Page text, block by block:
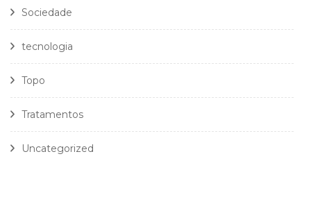
Sociedade
tecnologia
Topo
Tratamentos
Uncategorized